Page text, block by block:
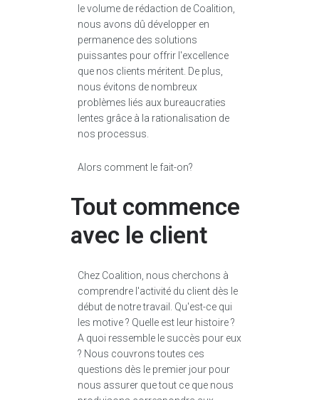
le volume de rédaction de Coalition,
nous avons dû développer en
permanence des solutions
puissantes pour offrir l'excellence
que nos clients méritent. De plus,
nous évitons de nombreux
problèmes liés aux bureaucraties
lentes grâce à la rationalisation de
nos processus.
Alors comment le fait-on?
Tout commence
avec le client
Chez Coalition, nous cherchons à
comprendre l'activité du client dès le
début de notre travail. Qu'est-ce qui
les motive ? Quelle est leur histoire ?
A quoi ressemble le succès pour eux
? Nous couvrons toutes ces
questions dès le premier jour pour
nous assurer que tout ce que nous